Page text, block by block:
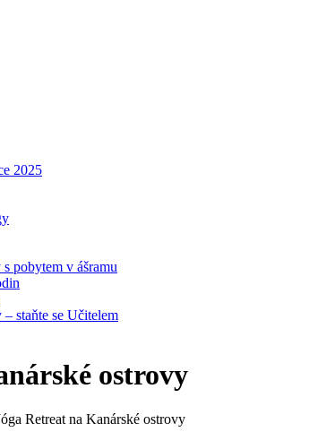
2025
pobytem v ášramu
staňte se Učitelem
ostrovy
Retreat na Kanárské ostrovy